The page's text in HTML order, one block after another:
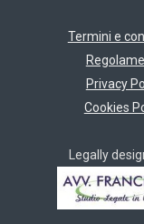
Termini e
Privacy
Cookies
Legally